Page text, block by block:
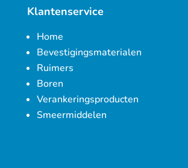
Klantenservice
Home
Bevestigingsmaterialen
Ruimers
Boren
Verankeringsproducten
Smeermiddelen